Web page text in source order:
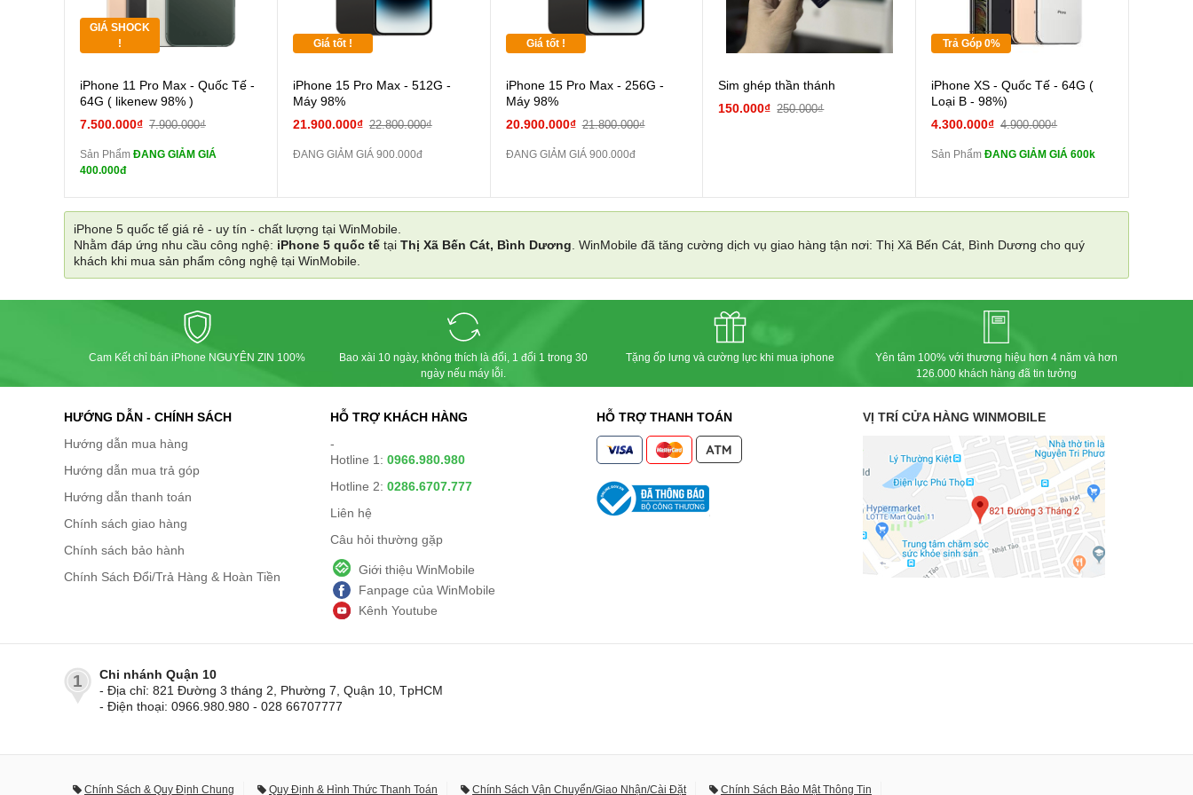
GIÁ SHOCK
!
Cường lực 10D full
màn
tai nghe iPhone 6S
Pin dự phòng và
iPhone 11 Pro Max - Quốc Tế -
64G ( likenew 98% )
7.500.000₫ 7.900.000₫
Sản Phẩm ĐANG GIẢM GIÁ
400.000đ
Giá tốt !
iPhone 15 Pro Max - 512G -
Máy 98%
21.900.000₫ 22.800.000₫
ĐANG GIẢM GIÁ 900.000đ
Giá tốt !
iPhone 15 Pro Max - 256G -
Máy 98%
20.900.000₫ 21.800.000₫
ĐANG GIẢM GIÁ 900.000đ
Sim ghép thần thánh
150.000₫ 250.000₫
Trả Góp 0%
Tặng
Cường lực 10D full
màn
tai nghe iPhone 6S
Pin dự phòng và
iPhone XS - Quốc Tế - 64G (
Loại B - 98%)
4.300.000₫ 4.900.000₫
Sản PhẩmĐANG GIẢM GIÁ 600k
iPhone 5 quốc tế giá rẻ - uy tín - chất lượng tại WinMobile.
Nhằm đáp ứng nhu cầu công nghệ: iPhone 5 quốc tế tại Thị Xã Bến Cát, Bình Dương . WinMobile đã tăng cường dịch vụ giao hàng tận nơi: Thị Xã Bến Cát, Bình Dương cho quý
khách khi mua sản phẩm công nghệ tại WinMobile.
Cam Kết chỉ bán iPhone NGUYÊN ZIN 100%
Bao xài 10 ngày, không thích là đổi, 1 đổi 1 trong 30
ngày nếu máy lỗi.
Tặng ốp lưng và cường lực khi mua iphone
Yên tâm 100% với thương hiệu hơn 4 năm và hơn
126.000 khách hàng đã tin tưởng
HƯỚNG DẪN - CHÍNH SÁCH
Hướng dẫn mua hàng
Hướng dẫn mua trả góp
Hướng dẫn thanh toán
Chính sách giao hàng
Chính sách bảo hành
Chính Sách Đổi/Trả Hàng & Hoàn Tiền
HỖ TRỢ KHÁCH HÀNG
-
Hotline 1: 0966.980.980
Hotline 2: 0286.6707.777
Liên hệ
Câu hỏi thường gặp
Giới thiệu WinMobile
Fanpage của WinMobile
Kênh Youtube
HỖ TRỢ THANH TOÁN VỊ TRÍ CỬA HÀNG WINMOBILE
1
Chi nhánh Quận 10
- Địa chỉ: 821 Đường 3 tháng 2, Phường 7, Quận 10, TpHCM
- Điện thoại: 0966.980.980 - 028 66707777
Chính Sách & Quy Định Chung Quy Định & Hình Thức Thanh Toán Chính Sách Vận Chuyển/Giao Nhận/Cài Đặt Chính Sách Bảo Mật Thông Tin